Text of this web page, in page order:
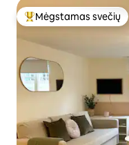
Svečių mėgstamiausias
Mėgstamas svečių